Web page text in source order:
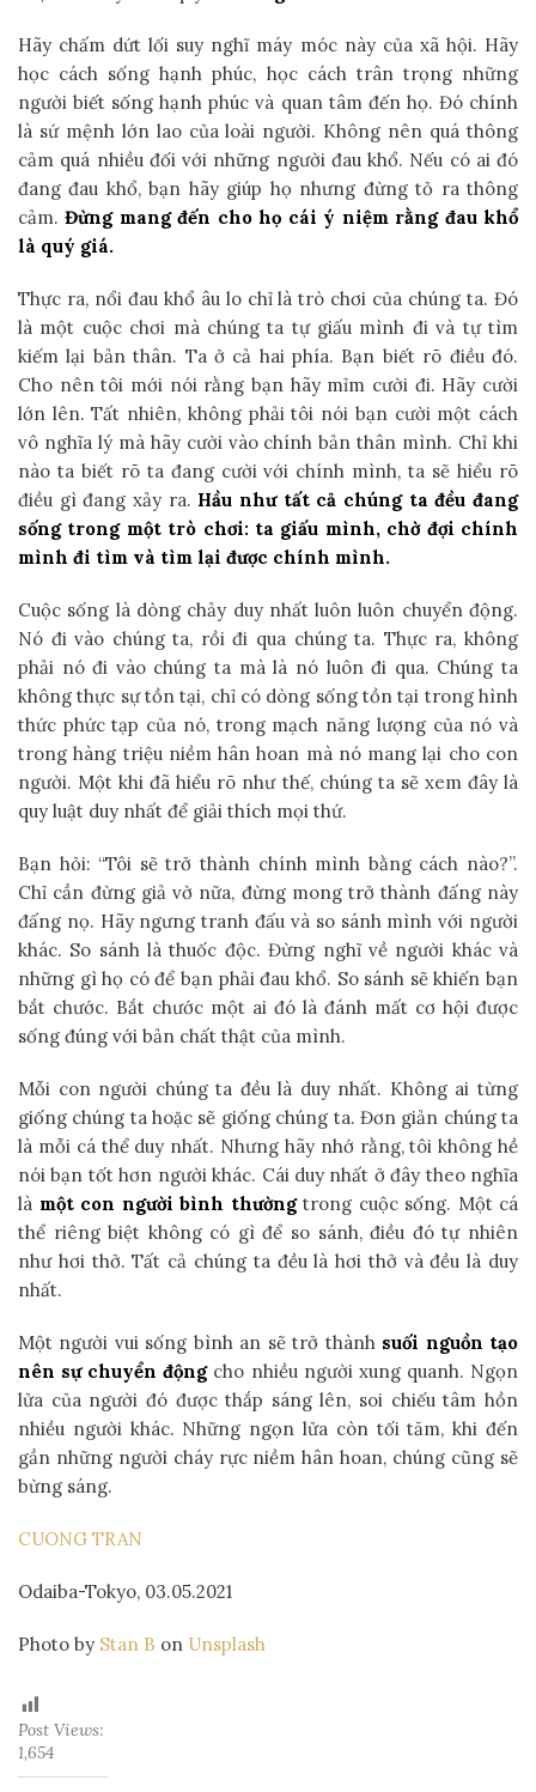
Hãy chấm dứt lối suy nghĩ máy móc này của xã hội. Hãy
học cách sống hạnh phúc, học cách trân trọng những
người biết sống hạnh phúc và quan tâm đến họ. Đó chính
là sứ mệnh lớn lao của loài người. Không nên quá thông
cảm quá nhiều đối với những người đau khổ. Nếu có ai đó
đang đau khổ, bạn hãy giúp họ nhưng đừng tỏ ra thông
cảm.Đừng mang đến cho họ cái ý niệm rằng đau khổ
là quý giá.
Thực ra, nổi đau khổ âu lo chỉ là trò chơi của chúng ta. Đó
là một cuộc chơi mà chúng ta tự giấu mình đi và tự tìm
kiếm lại bản thân. Ta ở cả hai phía. Bạn biết rõ điều đó.
Cho nên tôi mới nói rằng bạn hãy mỉm cười đi. Hãy cười
lớn lên. Tất nhiên, không phải tôi nói bạn cười một cách
vô nghĩa lý mà hãy cười vào chính bản thân mình. Chỉ khi
nào ta biết rõ ta đang cười với chính mình, ta sẽ hiểu rõ
điều gì đang xảy ra. Hầu như tất cả chúng ta đều đang
sống trong một trò chơi: ta giấu mình, chờ đợi chính
mình đi tìm và tìm lại được chính mình.
Cuộc sống là dòng chảy duy nhất luôn luôn chuyển động.
Nó đi vào chúng ta, rồi đi qua chúng ta. Thực ra, không
phải nó đi vào chúng ta mà là nó luôn đi qua. Chúng ta
không thực sự tồn tại, chỉ có dòng sống tồn tại trong hình
thức phức tạp của nó, trong mạch năng lượng của nó và
trong hàng triệu niềm hân hoan mà nó mang lại cho con
người. Một khi đã hiểu rõ như thế, chúng ta sẽ xem đây là
quy luật duy nhất để giải thích mọi thứ.
Bạn hỏi: “Tôi sẽ trở thành chính mình bằng cách nào?”.
Chỉ cần đừng giả vờ nữa, đừng mong trở thành đấng này
đấng nọ. Hãy ngưng tranh đấu và so sánh mình với người
khác. So sánh là thuốc độc. Đừng nghĩ về người khác và
những gì họ có để bạn phải đau khổ. So sánh sẽ khiến bạn
bắt chước. Bắt chước một ai đó là đánh mất cơ hội được
sống đúng với bản chất thật của mình.
Mỗi con người chúng ta đều là duy nhất. Không ai từng
giống chúng ta hoặc sẽ giống chúng ta. Đơn giản chúng ta
là mỗi cá thể duy nhất. Nhưng hãy nhớ rằng, tôi không hề
nói bạn tốt hơn người khác. Cái duy nhất ở đây theo nghĩa
là một con người bình thườngtrong cuộc sống. Một cá
thể riêng biệt không có gì để so sánh, điều đó tự nhiên
như hơi thở. Tất cả chúng ta đều là hơi thở và đều là duy
nhất.
Một người vui sống bình an sẽ trở thành suối nguồn tạo
nên sự chuyển độngcho nhiều người xung quanh. Ngọn
lửa của người đó được thắp sáng lên, soi chiếu tâm hồn
nhiều người khác. Những ngọn lửa còn tối tăm, khi đến
gần những người cháy rực niềm hân hoan, chúng cũng sẽ
bừng sáng.
CUONG TRAN
Odaiba-Tokyo, 03.05.2021
Photo by Stan B on Unsplash
Post Views:
1,654